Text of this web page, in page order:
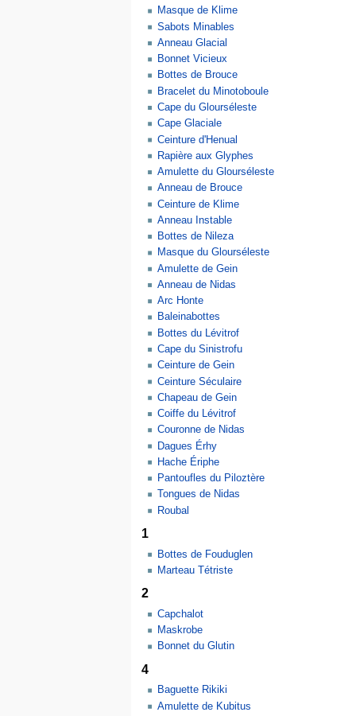
Masque de Klime
Sabots Minables
Anneau Glacial
Bonnet Vicieux
Bottes de Brouce
Bracelet du Minotoboule
Cape du Glourséleste
Cape Glaciale
Ceinture d'Henual
Rapière aux Glyphes
Amulette du Glourséleste
Anneau de Brouce
Ceinture de Klime
Anneau Instable
Bottes de Nileza
Masque du Glourséleste
Amulette de Gein
Anneau de Nidas
Arc Honte
Baleinabottes
Bottes du Lévitrof
Cape du Sinistrofu
Ceinture de Gein
Ceinture Séculaire
Chapeau de Gein
Coiffe du Lévitrof
Couronne de Nidas
Dagues Érhy
Hache Ériphe
Pantoufles du Piloztère
Tongues de Nidas
Roubal
1
Bottes de Fouduglen
Marteau Tétriste
2
Capchalot
Maskrobe
Bonnet du Glutin
4
Baguette Rikiki
Amulette de Kubitus